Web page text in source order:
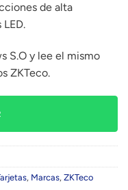
de alta
S.O y lee el mismo
ZKTeco.
, Marcas, ZKTeco